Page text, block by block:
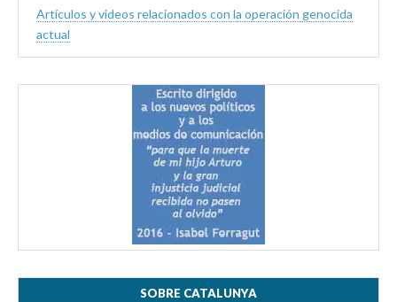
Artículos y videos relacionados con la operación genocida
actual
SOBRE CATALUNYA